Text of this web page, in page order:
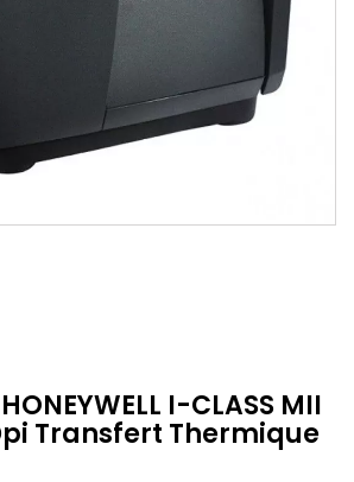
I-CLASS MII
Transfert Thermique